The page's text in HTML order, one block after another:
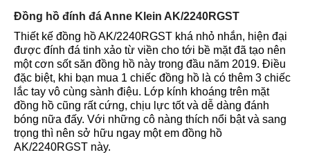
Đồng hồ đính đá Anne Klein AK/2240RGST
Thiết kế đồng hồ AK/2240RGST khá nhỏ nhắn, hiện đại
được đính đá tinh xảo từ viền cho tới bề mặt đã tạo nên
một cơn sốt săn đồng hồ này trong đầu năm 2019. Điều
đặc biệt, khi bạn mua 1 chiếc đồng hồ là có thêm 3 chiếc
lắc tay vô cùng sành điệu. Lớp kính khoáng trên mặt
đồng hồ cũng rất cứng, chịu lực tốt và dễ dàng đánh
bóng nữa đấy. Với những cô nàng thích nổi bật và sang
trọng thì nên sở hữu ngay một em đồng hồ
AK/2240RGST này.